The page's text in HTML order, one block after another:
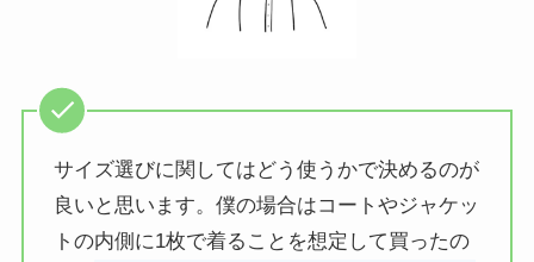
サイズ選びに関してはどう使うかで決めるのが
良いと思います。僕の場合はコートやジャケッ
トの内側に1枚で着ることを想定して買ったの